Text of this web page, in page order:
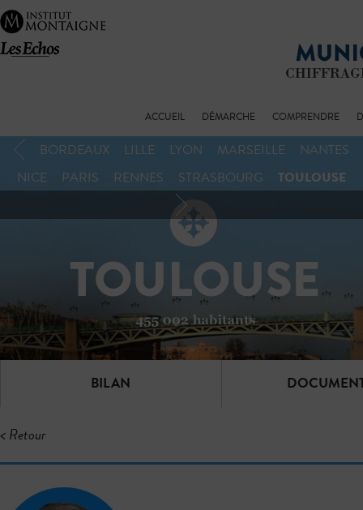
ACCUEIL DÉMARCHE COMPRENDRE
BORDEAUX LILLE LYON MARSEILLE
NANTES
NICE
PARIS RENNES STRASBOURG TOULOUSE
BILAN
< Retour